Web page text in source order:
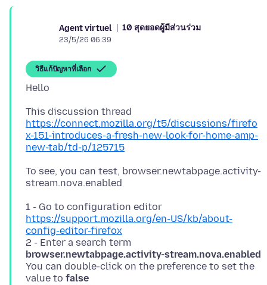
Agent virtuel 10 สุดยอดผู้มีส่วนร่วม
23/5/26 06:39
วิธีแก้ปัญหาที่เลือก
https://connect.mozilla.org/t5/discussions/firefo
x-151-introduces-a-fresh-new-look-for-home-amp-
new-tab/td-p/125715
To see, you can test, browser.newtabpage.activity-
1 - Go to configuration editor
https://support.mozilla.org/en-US/kb/about-
config-editor-firefox
2 - Enter a search term
browser.newtabpage.activity-stream.nova.enabled
You can double-click on the preference to set the
value to false